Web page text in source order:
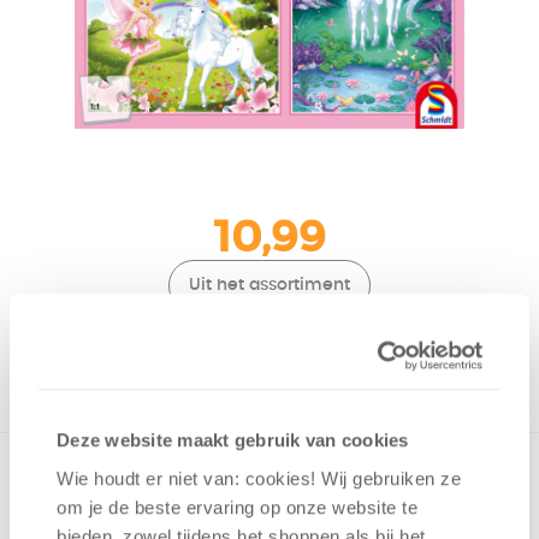
Deze website maakt gebruik van cookies
Wie houdt er niet van: cookies! Wij gebruiken ze
om je de beste ervaring op onze website te
10,99
Uit het assortiment
Twee puzzels met mooie afbeeldingen van eenhoorns.
Bevat 2x48 stukjes en is geschikt vanaf 4 jaar.